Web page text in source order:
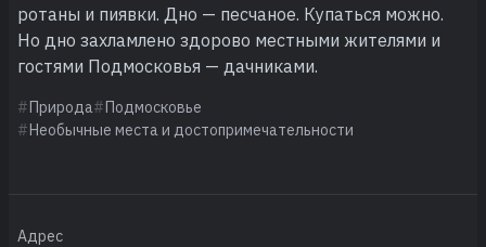
ротаны и пиявки. Дно — песчаное. Купаться можно.
Но дно захламлено здорово местными жителями и
гостями Подмосковья — дачниками.
Природа
Подмосковье
Необычные места и достопримечательности
Адрес